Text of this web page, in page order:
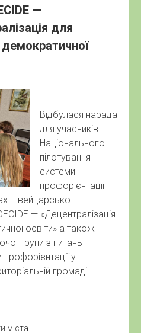
—
для
Відбулася нарада
для учасників
Національного
пілотування
системи
профорієнтації
швейцарсько-
— «Децентралізація
освіти» а також
групи з питань
у
громаді.
міста